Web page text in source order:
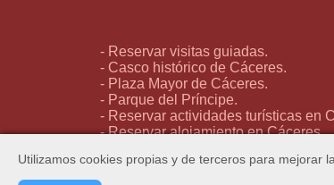
- Reservar visitas guiadas.
- Casco histórico de Cáceres.
- Plaza Mayor de Cáceres.
- Parque del Príncipe.
- Reservar actividades turísticas en
- Reservar alojamiento en Cáceres.
- Museos de Cáceres.
- Lugares de interés en Cáceres.
Utilizamos cookies propias y de terceros para mejorar